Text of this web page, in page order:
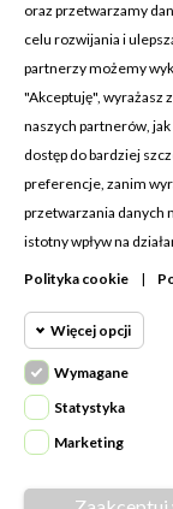
KONTAKT Z NAMI
Adres:
Budzisz
39-200
Dominik:
Klaudia: +48
MOJE KONTO
PRODUKTY
NASZA FIRMA
oraz przetwarzamy
celu rozwijania i
partnerzy możemy
"Akceptuję", wyrażasz
naszych partnerów,
dostęp do bardziej
preferencje, zanim
przetwarzania danych
istotny wpływ na
Polityka cookie |
Więcej opcji
Wymagane
Cookie
Wymagane
Statystyka
Marketing